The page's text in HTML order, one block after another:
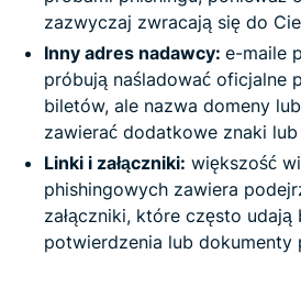
zazwyczaj zwracają się do
Inny adres nadawcy: e-maile
próbują naśladować oficjalne
biletów, ale nazwa domeny
zawierać dodatkowe znaki lub
Linki i załączniki: większość
phishingowych zawiera
załączniki, które często udają
potwierdzenia lub dokumenty